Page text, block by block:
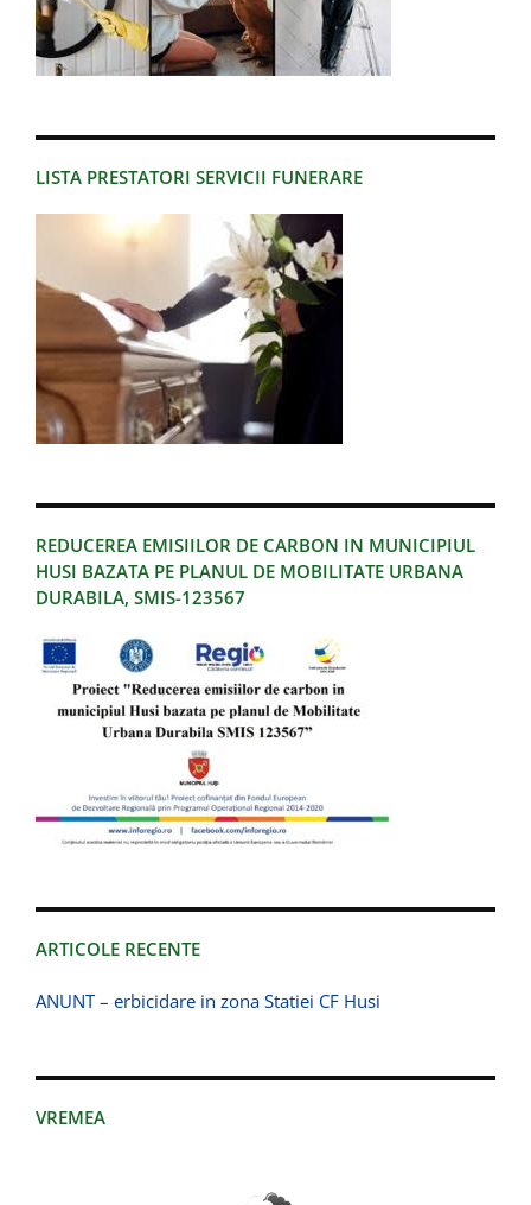
LISTA PRESTATORI SERVICII FUNERARE
REDUCEREA EMISIILOR DE CARBON IN MUNICIPIUL
HUSI BAZATA PE PLANUL DE MOBILITATE URBANA
DURABILA, SMIS-123567
ARTICOLE RECENTE
ANUNT – erbicidare in zona Statiei CF Husi
VREMEA